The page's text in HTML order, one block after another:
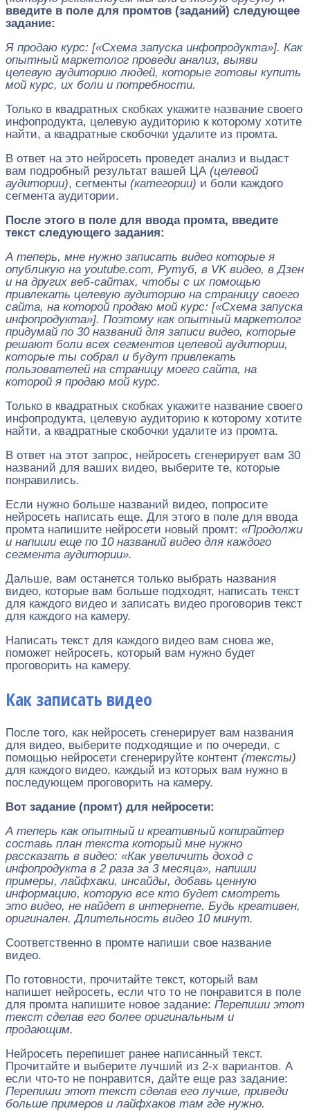
введите в поле для промтов (заданий) следующее
задание:
Я продаю курс: [«Схема запуска инфопродукта»]. Как
опытный маркетолог проведи анализ, выяви
целевую аудиторию людей, которые готовы купить
мой курс, их боли и потребности.
Только в квадратных скобках укажите название своего
инфопродукта, целевую аудиторию к которому хотите
найти, а квадратные скобочки удалите из промта.
В ответ на это нейросеть проведет анализ и выдаст
вам подробный результат вашей ЦА (целевой
аудитории), сегменты (категории) и боли каждого
сегмента аудитории.
После этого в поле для ввода промта, введите
текст следующего задания:
А теперь, мне нужно записать видео которые я
опубликую на youtube.com, Рутуб, в VK видео, в Дзен
и на других веб-сайтах, чтобы с их помощью
привлекать целевую аудиторию на страницу своего
сайта, на которой продаю мой курс: [«Схема запуска
инфопродукта»]. Поэтому как опытный маркетолог
придумай по 30 названий для записи видео, которые
решают боли всех сегментов целевой аудитории,
которые ты собрал и будут привлекать
пользователей на страницу моего сайта, на
которой я продаю мой курс.
Только в квадратных скобках укажите название своего
инфопродукта, целевую аудиторию к которому хотите
найти, а квадратные скобочки удалите из промта.
В ответ на этот запрос, нейросеть сгенерирует вам 30
названий для ваших видео, выберите те, которые
понравились.
Если нужно больше названий видео, попросите
нейросеть написать еще. Для этого в поле для ввода
промта напишите нейросети новый промт: «Продолжи
и напиши еще по 10 названий видео для каждого
сегмента аудитории».
Дальше, вам останется только выбрать названия
видео, которые вам больше подходят, написать текст
для каждого видео и записать видео проговорив текст
для каждого на камеру.
Написать текст для каждого видео вам снова же,
поможет нейросеть, который вам нужно будет
проговорить на камеру.
Как записать видео
После того, как нейросеть сгенерирует вам названия
для видео, выберите подходящие и по очереди, с
помощью нейросети сгенерируйте контент (тексты)
для каждого видео, каждый из которых вам нужно в
последующем проговорить на камеру.
Вот задание (промт) для нейросети:
А теперь как опытный и креативный копирайтер
составь план текста который мне нужно
рассказать в видео: «Как увеличить доход с
инфопродукта в 2 раза за 3 месяца», напиши
примеры, лайфхаки, инсайды, добавь ценную
информацию, которую все кто будет смотреть
это видео, не найдет в интернете. Будь креативен,
оригинален. Длительность видео 10 минут.
Соответственно в промте напиши свое название
видео.
По готовности, прочитайте текст, который вам
напишет нейросеть, если что то не понравится в поле
для промта напишите новое задание: Перепиши этот
текст сделав его более оригинальным и
продающим.
Нейросеть перепишет ранее написанный текст.
Прочитайте и выберите лучший из 2-х вариантов. А
если что-то не понравится, дайте еще раз задание:
Перепиши этот текст сделав его лучше, приведи
больше примеров и лайфхаков там где нужно.